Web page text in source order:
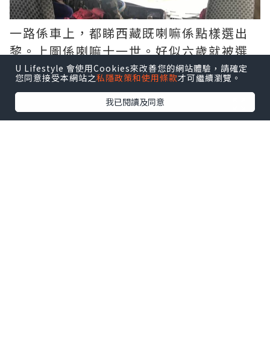
一路係車上，都睇西藏既喇嘛係點樣選出
黎。上圖係喇嘛十一世。好似六歲就被選
做十世喇嘛既轉世靈童。
U Lifestyle 會使用Cookies來改善您的網站體驗，請確定
您同意接受本網站之私隱政策和使用條款才可繼續瀏覽。
我已閱讀及同意